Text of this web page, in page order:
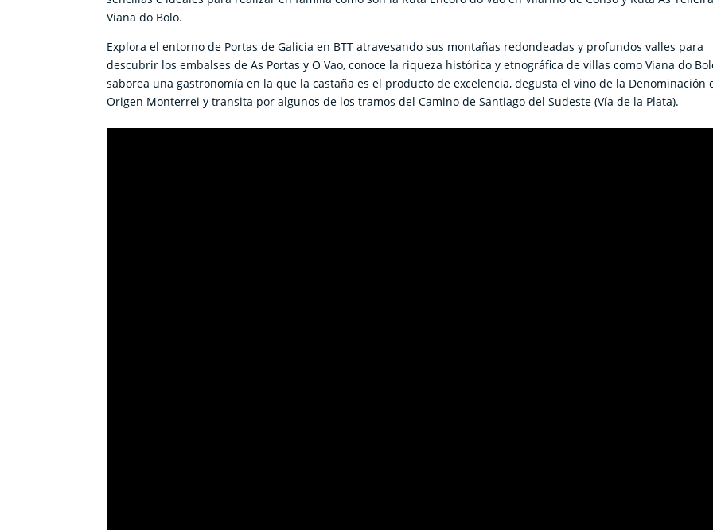
Viana do Bolo.
Explora el entorno de Portas de Galicia en BTT atravesando sus montañas redondeadas y profundos valles para
descubrir los embalses de As Portas y O Vao, conoce la riqueza histórica y etnográfica de villas como Viana do
saborea una gastronomía en la que la castaña es el producto de excelencia, degusta el vino de la Denominación
Origen Monterrei y transita por algunos de los tramos del Camino de Santiago del Sudeste (Vía de la Plata).